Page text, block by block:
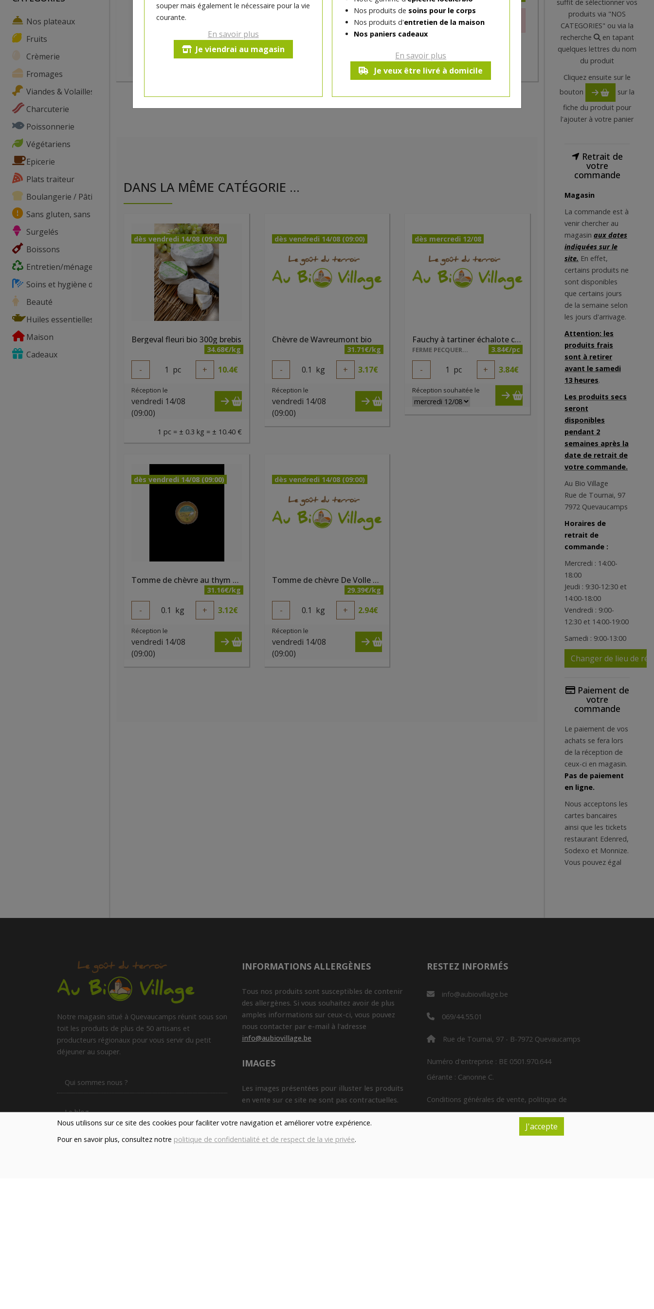
Nous utilisons sur ce site des cookies pour faciliter votre navigation et améliorer votre expérience.
Pour en savoir plus, consultez notre politique de confidentialité et de respect de la vie privée.
J'accepte
Nos plateaux
Fruits
Crèmerie
Fromages
Viandes & Volailles
Charcuterie
Poissonnerie
Végétariens
Epicerie
Plats traiteur
Boulangerie / Pâtisserie
Sans gluten, sans lactose, ...
Surgelés
Boissons
Entretien/ménage
Soins et hygiène du corps
Beauté
Huiles essentielles
Maison
Cadeaux
souper mais également le nécessaire pour la vie
courante.
En savoir plus
Je viendrai au magasin
Nos produits de soins pour le corps
Nos produits d'entretien de la maison
Nos paniers cadeaux
En savoir plus
Je veux être livré à domicile
Ce produit est indisponible pour le moment.
DANS LA MÊME CATÉGORIE ...
dès vendredi 14/08 (09:00)
Bergeval fleuri bio 300g brebis
34.68€/kg
- 1 pc + 10.4€
Réception le
vendredi 14/08
(09:00)
1 pc = ± 0.3 kg = ± 10.40 €
dès vendredi 14/08 (09:00)
Chèvre de Wavreumont bio
31.71€/kg
- 0.1 kg + 3.17€
Réception le
vendredi 14/08
(09:00)
dès mercredi 12/08
Fauchy à tartiner échalote ciboulette 150g
FERME PECQUEREAU 3.84€/pc
- 1 pc + 3.84€
Réception souhaitée le
dès vendredi 14/08 (09:00)
Tomme de chèvre au thym bio - Fromagerie du Bairsoû
31.16€/kg
- 0.1 kg + 3.12€
Réception le
vendredi 14/08
(09:00)
dès vendredi 14/08 (09:00)
Tomme de chèvre De Volle Maan bio
29.39€/kg
- 0.1 kg + 2.94€
Réception le
vendredi 14/08
(09:00)
suffit de sélectionner vos
produits via "NOS
CATEGORIES" ou via la
recherche
en tapant
quelques lettres du nom
du produit
Cliquez ensuite sur le
bouton
sur la
fiche du produit pour
l'ajouter à votre panier
Retrait de
votre
commande
Magasin
La commande est à
venir chercher au
magasin aux dates
indiquées sur le
site. En effet,
certains produits ne
sont disponibles
que certains jours
de la semaine selon
les jours d'arrivage.
Attention: les
produits frais
sont à retirer
avant le samedi
13 heures.
Les produits secs
seront
disponibles
pendant 2
semaines après la
date de retrait de
votre commande.
Au Bio Village
Rue de Tournai, 97
7972 Quevaucamps
Horaires de
retrait de
commande :
Mercredi : 14:00-
18:00
Jeudi : 9:30-12:30 et
14:00-18:00
Vendredi : 9:00-
12:30 et 14:00-19:00
Samedi : 9:00-13:00
Changer de lieu de
Paiement de
votre
commande
Le paiement de vos
achats se fera lors
de la réception de
ceux-ci en magasin.
Pas de paiement
en ligne.
Nous acceptons les
cartes bancaires
ainsi que les tickets
restaurant Edenred,
Sodexo et Monnize.
Vous pouvez égal
Notre magasin situé à Quevaucamps réunit sous son
toit les produits de plus de 50 artisans et
producteurs régionaux pour vous servir du petit
déjeuner au souper.
Qui sommes nous ?
Le blog
Contact
INFORMATIONS ALLERGÈNES
Tous nos produits sont susceptibles de contenir
des allergènes. Si vous souhaitez avoir de plus
amples informations sur ceux-ci, vous pouvez
nous contacter par e-mail à l'adresse
info@aubiovillage.be
IMAGES
Les images présentées pour illuster les produits
en vente sur ce site ne sont pas contractuelles.
TAGS
RESTEZ INFORMÉS
info@aubiovillage.be
069/44.55.01
Rue de Tournai, 97 - B-7972 Quevaucamps
Numéro d'entreprise : BE 0501.970.644
Gérante : Canonne C.
Conditions générales de vente, politique de
confidentialité et de respect de la vie privée